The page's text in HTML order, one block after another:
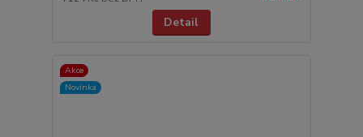
Detail
Akce
Novinka